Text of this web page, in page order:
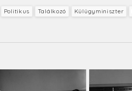
Politikus Találkozó Külügyminiszter